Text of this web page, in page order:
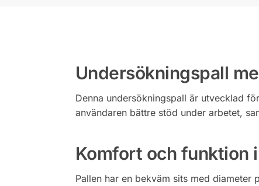
Undersökningspall
Denna undersökningspall är utvecklad
användaren bättre stöd under arbetet,
Komfort och funktion
Pallen har en bekväm sits med